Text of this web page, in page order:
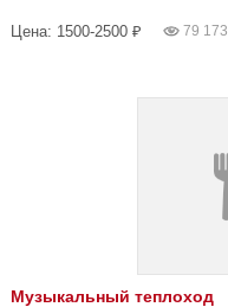
Цена: 1500-2500 ₽ 79 173
Музыкальный теплоход